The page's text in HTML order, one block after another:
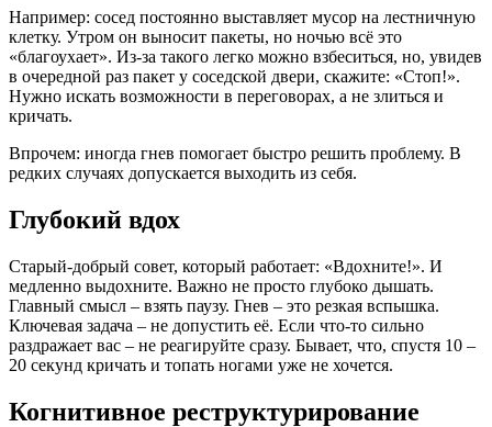
Например: сосед постоянно выставляет мусор на лестничную
клетку. Утром он выносит пакеты, но ночью всё это
«благоухает». Из-за такого легко можно взбеситься, но, увидев
в очередной раз пакет у соседской двери, скажите: «Стоп!».
Нужно искать возможности в переговорах, а не злиться и
кричать.
Впрочем: иногда гнев помогает быстро решить проблему. В
редких случаях допускается выходить из себя.
Глубокий вдох
Старый-добрый совет, который работает: «Вдохните!». И
медленно выдохните. Важно не просто глубоко дышать.
Главный смысл – взять паузу. Гнев – это резкая вспышка.
Ключевая задача – не допустить её. Если что-то сильно
раздражает вас – не реагируйте сразу. Бывает, что, спустя 10 –
20 секунд кричать и топать ногами уже не хочется.
Когнитивное реструктурирование